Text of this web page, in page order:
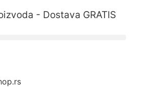
- Dostava GRATIS